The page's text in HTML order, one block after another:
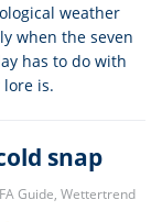
weather
when the seven
has to do with
is.
snap
Guide, Wettertrend